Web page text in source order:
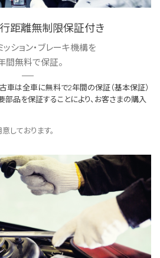
距離無制限保証付き
ッション・ブレーキ機構を
間無料で保証。
車は全車に無料で2年間の保証（基本保証）
部品を保証することにより、お客さまの購入
しております。